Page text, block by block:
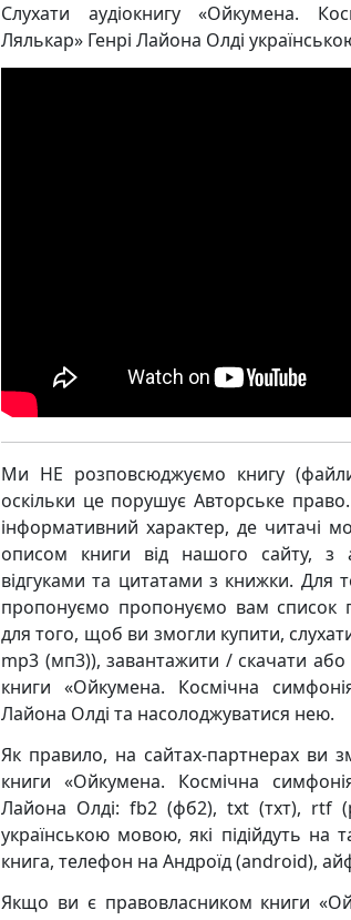
Слухати аудіокнигу «Ойкумена.
Лялькар» Генрі Лайона Олді
Ми НЕ розповсюджуємо книгу
оскільки це порушує Авторське
інформативний характер, де читачі
описом книги від нашого сайту, з
відгуками та цитатами з книжки. Для
пропонуємо пропонуємо вам список
для того, щоб ви змогли купити,
mp3 (мп3)), завантажити / скачати
книги «Ойкумена. Космічна
Лайона Олді та насолоджуватися нею.
Як правило, на сайтах-партнерах ви
книги «Ойкумена. Космічна
Лайона Олді: fb2 (фб2), txt (тхт), rtf
українською мовою, які підійдуть на
книга, телефон на Андроїд (android),
Якщо ви є правовласником книги